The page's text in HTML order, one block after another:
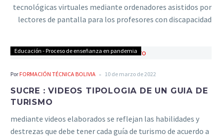
tecnológicas virtuales mediante ordenadores asistidos por
lectores de pantalla para los profesores con discapacidad
Educación - Proceso de enseñanza en pandemia
Por FORMACIÓN TÉCNICA BOLIVIA - 10 de marzo de 2022
SUCRE : VIDEOS TIPOLOGIA DE UN GUIA DE
TURISMO
mediante videos elaborados se reflejan las habilidades y
destrezas que debe tener cada guía de turismo de acuerdo a